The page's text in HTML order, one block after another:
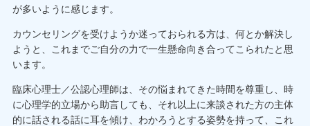
が多いように感じます。
カウンセリングを受けようか迷っておられる方は、何とか解決し
ようと、これまでご自分の力で一生懸命向き合ってこられたと思
います。
臨床心理士／公認心理師は、その悩まれてきた時間を尊重し、時
に心理学的立場から助言しても、それ以上に来談された方の主体
的に話される話に耳を傾け、わかろうとする姿勢を持って、これ